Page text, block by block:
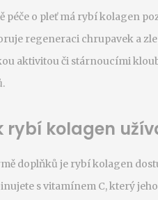
péče o pleť má rybí kolagen
regeneraci chrupavek a
aktivitou či stárnoucími
rybí kolagen
doplňků je rybí kolagen
s vitamínem C, který